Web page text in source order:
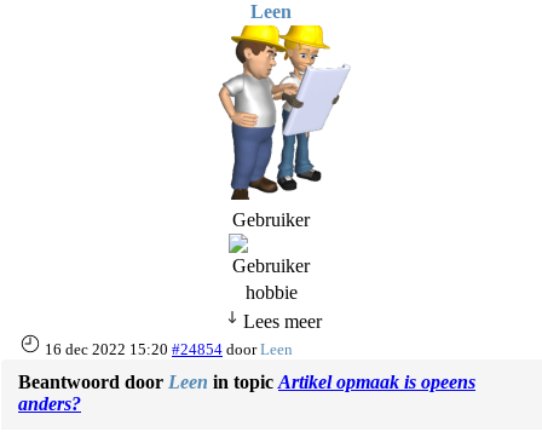
Leen
Gebruiker
hobbie
Lees meer
16 dec 2022 15:20 #24854 doorLeen
Beantwoord door Leen in topicArtikel opmaak is opeens
anders?